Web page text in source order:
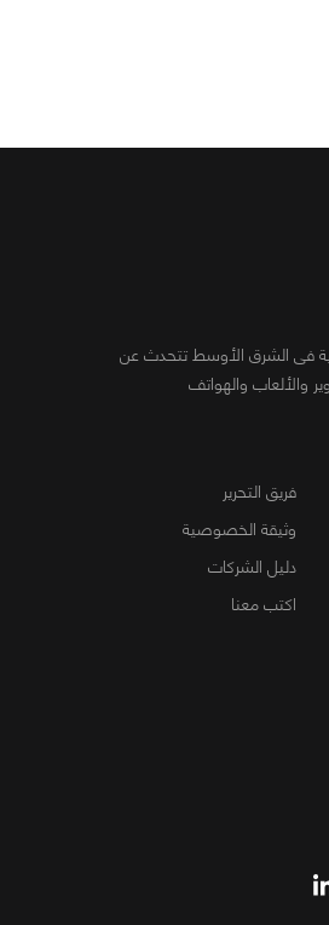
فى الشرق الأوسط تتحدث عن
والألعاب والهواتف
فريق التحرير
وثيقة الخصوصية
دليل الشركات
اكتب معنا